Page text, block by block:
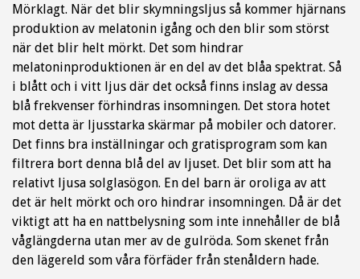
Mörklagt. När det blir skymningsljus så kommer hjärnans
produktion av melatonin igång och den blir som störst
när det blir helt mörkt. Det som hindrar
melatoninproduktionen är en del av det blåa spektrat. Så
i blått och i vitt ljus där det också finns inslag av dessa
blå frekvenser förhindras insomningen. Det stora hotet
mot detta är ljusstarka skärmar på mobiler och datorer.
Det finns bra inställningar och gratisprogram som kan
filtrera bort denna blå del av ljuset. Det blir som att ha
relativt ljusa solglasögon. En del barn är oroliga av att
det är helt mörkt och oro hindrar insomningen. Då är det
viktigt att ha en nattbelysning som inte innehåller de blå
våglängderna utan mer av de gulröda. Som skenet från
den lägereld som våra förfäder från stenåldern hade.